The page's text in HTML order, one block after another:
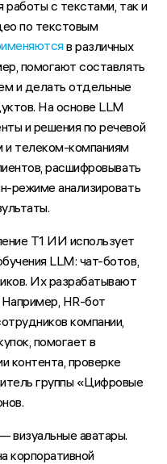
работы с текстами, так и
по текстовым
в различных
помогают составлять
и делать отдельные
На основе LLM
и решения по речевой
и телеком-компаниям
расшифровывать
режиме анализировать
Т1 ИИ использует
LLM: чат-ботов,
Их разрабатывают
Например, HR-бот
компании,
помогает в
контента, проверке
группы «Цифровые
аватары.
корпоративной